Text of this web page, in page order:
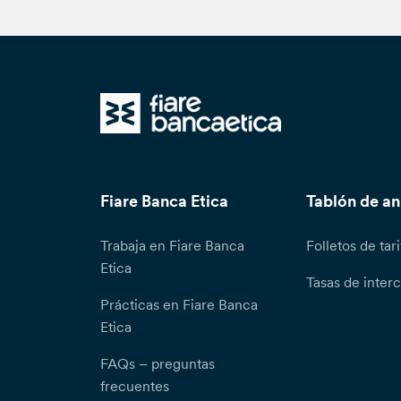
Fiare Banca Etica
Trabaja en Fiare Banca
Etica
Prácticas en Fiare Banca
Etica
FAQs – preguntas
frecuentes
Tablón de
Folletos de
Tasas de